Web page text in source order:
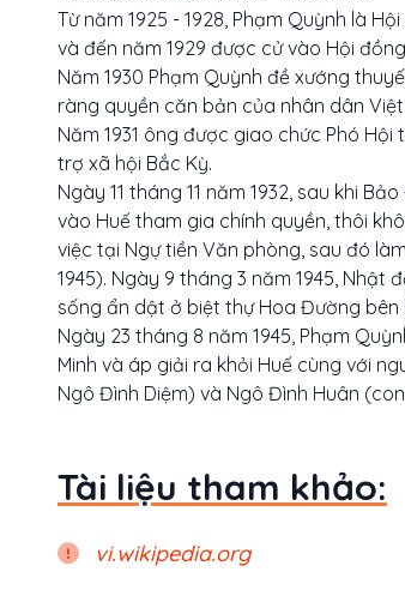
Từ năm 1925 - 1928, Phạm Quỳnh là
và đến năm 1929 được cử vào Hội
Năm 1930 Phạm Quỳnh đề xướng
ràng quyền căn bản của nhân dân
Năm 1931 ông được giao chức Phó
trợ xã hội Bắc Kỳ.
Ngày 11 tháng 11 năm 1932, sau khi
vào Huế tham gia chính quyền, thôi
việc tại Ngự tiền Văn phòng, sau đó
1945). Ngày 9 tháng 3 năm 1945, Nhật
sống ẩn dật ở biệt thự Hoa Đường bên
Ngày 23 tháng 8 năm 1945, Phạm
Minh và áp giải ra khỏi Huế cùng với
Ngô Đình Diệm) và Ngô Đình Huân
Tài liệu tham khảo:
vi.wikipedia.org